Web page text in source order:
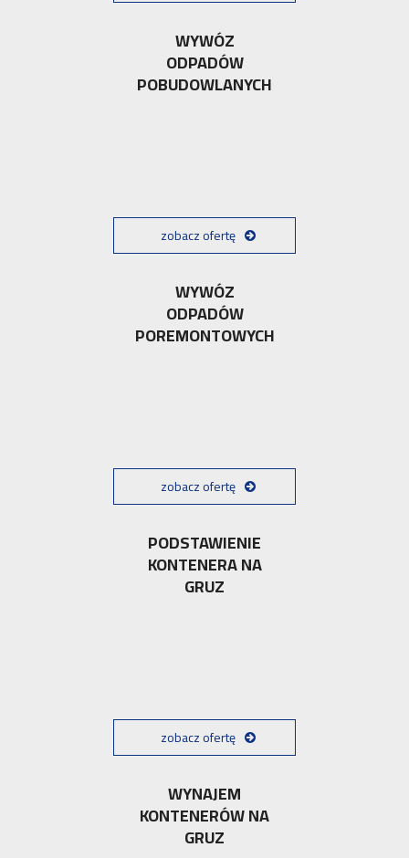
WYWÓZ
ODPADÓW
POBUDOWLANYCH
zobacz ofertę
WYWÓZ
ODPADÓW
POREMONTOWYCH
zobacz ofertę
PODSTAWIENIE
KONTENERA NA
GRUZ
zobacz ofertę
WYNAJEM
KONTENERÓW NA
GRUZ